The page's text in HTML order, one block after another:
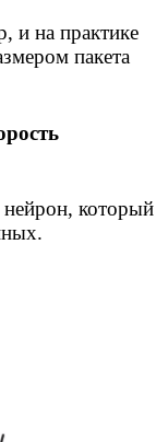
и на практике
пакета
который